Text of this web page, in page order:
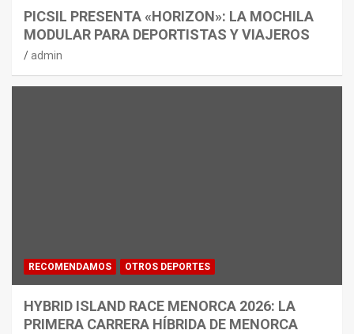
PICSIL PRESENTA «HORIZON»: LA MOCHILA
MODULAR PARA DEPORTISTAS Y VIAJEROS
admin
RECOMENDAMOS OTROS DEPORTES
HYBRID ISLAND RACE MENORCA 2026: LA
PRIMERA CARRERA HÍBRIDA DE MENORCA